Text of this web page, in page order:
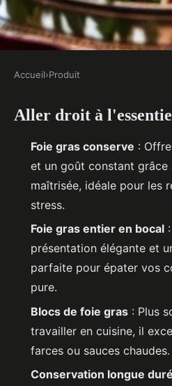
5 raisons d'inclure
conserve dans
spéciaux
06/04/2026 18:31 8
Accueil›Produit
Aller droit à
Foie gras conserve :
et un goût constant grâce
maîtrisée, idéale pour les
stress.
Foie gras entier en bocal
présentation élégante et
parfaite pour épater vos
pure.
Blocs de foie gras : Plus
travailler en cuisine, il
farces ou sauces chaudes.
Conservation longue